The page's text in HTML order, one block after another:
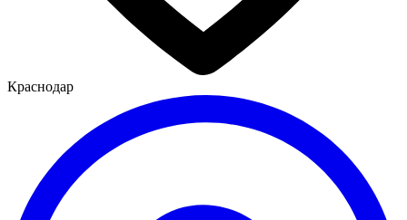
Краснодар